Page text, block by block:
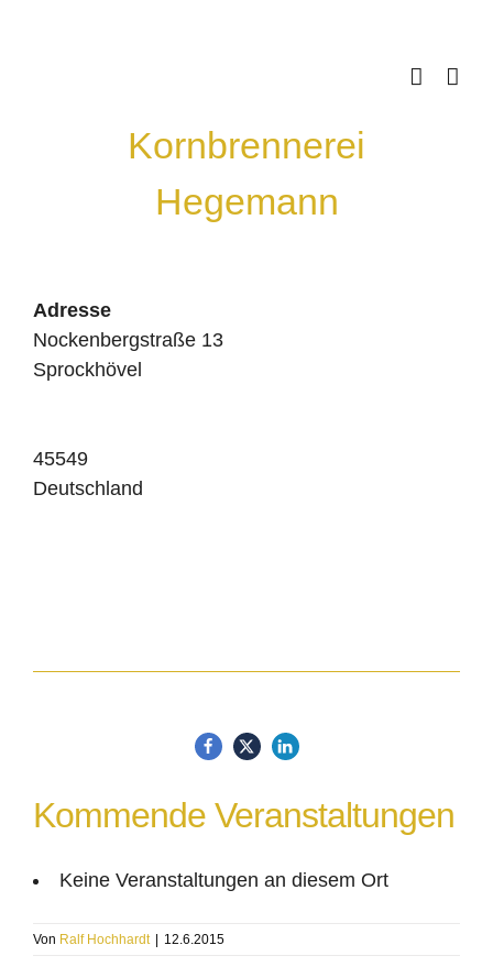
Kornbrennerei
Hegemann
Adresse
Nockenbergstraße 13
Sprockhövel
45549
Deutschland
Kommende Veranstaltungen
Keine Veranstaltungen an diesem Ort
Von Ralf Hochhardt 12.6.2015